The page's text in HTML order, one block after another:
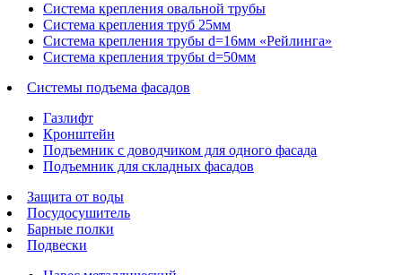
Система крепления овальной трубы
Система крепления труб 25мм
Система крепления трубы d=16мм «Рейлинга»
Система крепления трубы d=50мм
Системы подъема фасадов
Газлифт
Кронштейн
Подъемник с доводчиком для одного фасада
Подъемник для складных фасадов
Защита от воды
Посудосушитель
Барные полки
Подвески